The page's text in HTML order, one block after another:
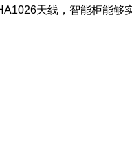
天线，智能柜能够